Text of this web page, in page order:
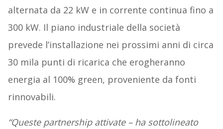
alternata da 22 kW e in corrente continua fino a
300 kW. Il piano industriale della società
prevede l’installazione nei prossimi anni di circa
30 mila punti di ricarica che erogheranno
energia al 100% green, proveniente da fonti
rinnovabili.
“Queste partnership attivate – ha sottolineato